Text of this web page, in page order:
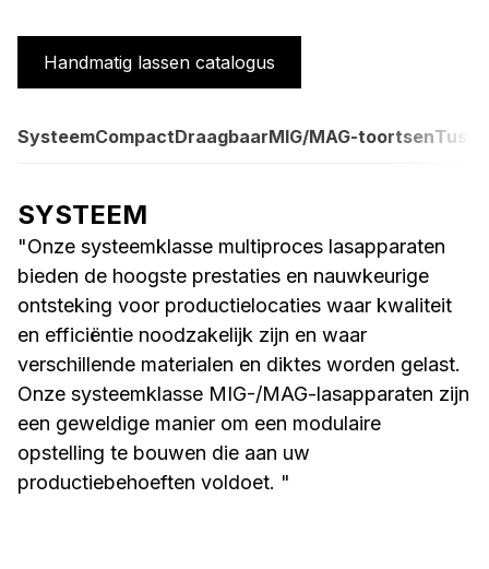
Handmatig lassen catalogus
SysteemCompactDraagbaarMIG/MAG-toortsen
SYSTEEM
"Onze systeemklasse multiproces lasapparaten
bieden de hoogste prestaties en nauwkeurige
ontsteking voor productielocaties waar kwaliteit
en efficiëntie noodzakelijk zijn en waar
verschillende materialen en diktes worden gelast.
Onze systeemklasse MIG-/MAG-lasapparaten zijn
een geweldige manier om een modulaire
opstelling te bouwen die aan uw
productiebehoeften voldoet. "